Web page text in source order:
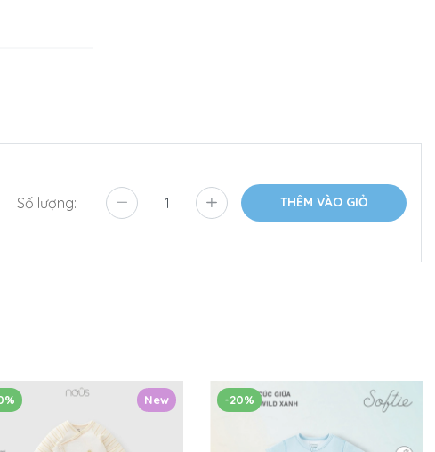
Số lượng: THÊM VÀO GIỎ
New -20%